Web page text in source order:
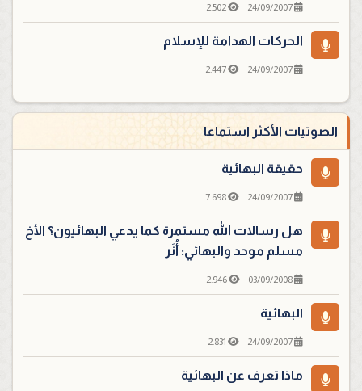
24/09/2007
2.502
الحركات الهدامة للإسلام
24/09/2007
2.447
الصوتيات الأكثر استماعا
حقيقة البهائية
24/09/2007
7.698
هل رسالات الله مستمرة كما يدعي البهائيون؟ الأخ
مسلم موحد والبهائي: أُنَر
03/09/2008
2.946
البهائية
24/09/2007
2.831
ماذا تعرف عن البهائية